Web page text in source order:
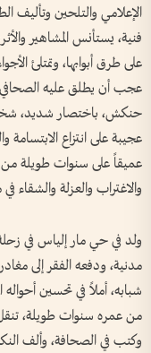
الإعلامي والتلحين وتأليف
فنية، يستأنس المشاهير
على طرق أبوابها، وتمتلئ
عجب أن يطلق عليه
حنكش، باختصار شديد،
عجيبة على انتزاع
عميقاً على سنوات طويلة من
والاغتراب والعزلة والشقاء
شبابه، أملاً في تحسين
من عمره سنوات طويلة،
وكتب في الصحافة، وألف